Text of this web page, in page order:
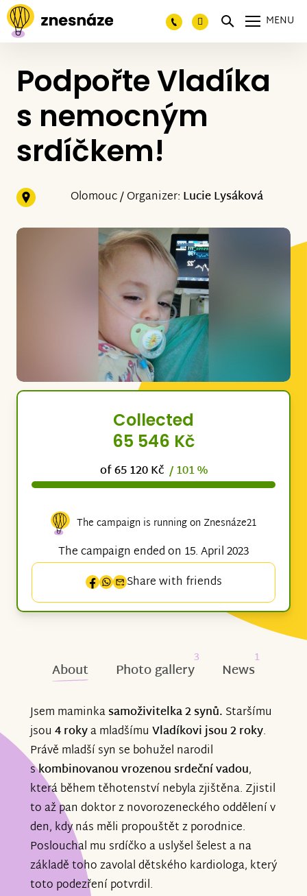
MENU
Podpořte Vladíka
s nemocným
srdíčkem!
Olomouc / Organizer: Lucie Lysáková
Collected
65 546 Kč
of 65 120 Kč / 101 %
The campaign is running on Znesnáze21
The campaign ended on 15. April 2023
Share with friends
About Photo gallery
3
News
1
Jsem maminkasamoživitelka 2 synů. Staršímu
jsou 4 rokya mladšímu Vladíkovi jsou 2 roky.
Právě mladší syn se bohužel narodil
skombinovanou vrozenou srdeční vadou,
která během těhotenství nebyla zjištěna. Zjistil
to až pan doktor z novorozeneckého oddělení v
den, kdy nás měli propouštět z porodnice.
Poslouchal mu srdíčko a uslyšel šelest a na
základě toho zavolal dětského kardiologa, který
toto podezření potvrdil.